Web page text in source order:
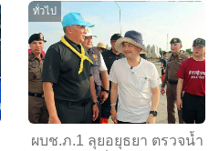
ทั่วไป
ผบช.ภ.1 ลุยอยุธยา ตรวจน้ำ